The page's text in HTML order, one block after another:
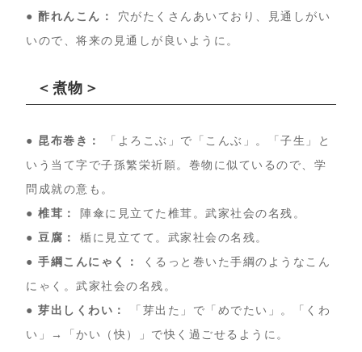
● 酢れんこん：
穴がたくさんあいており、見通しがい
いので、将来の見通しが良いように。
＜煮物＞
● 昆布巻き：
「よろこぶ」で「こんぶ」。「子生」と
いう当て字で子孫繁栄祈願。巻物に似ているので、学
問成就の意も。
● 椎茸：
陣傘に見立てた椎茸。武家社会の名残。
● 豆腐：
楯に見立てて。武家社会の名残。
● 手綱こんにゃく：
くるっと巻いた手綱のようなこん
にゃく。武家社会の名残。
● 芽出しくわい：
「芽出た」で「めでたい」。「くわ
い」→「かい（快）」で快く過ごせるように。